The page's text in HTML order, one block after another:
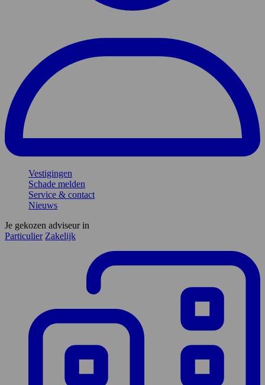
Vestigingen
Schade melden
Service & contact
Nieuws
Je gekozen adviseur in
Particulier Zakelijk